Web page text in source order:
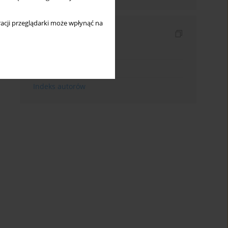
przeglądarki może wpłynąć na
Indeks autorów